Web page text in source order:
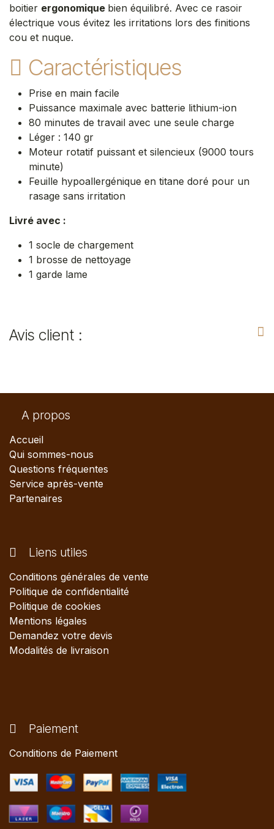
boitier ergonomique bien équilibré. Avec ce rasoir
électrique vous évitez les irritations lors des finitions
cou et nuque.
Caractéristiques
Prise en main facile
Puissance maximale avec batterie lithium-ion
80 minutes de travail avec une seule charge
Léger : 140 gr
Moteur rotatif puissant et silencieux (9000 tours
minute)
Feuille hypoallergénique en titane doré pour un
rasage sans irritation
Livré avec :
1 socle de chargement
1 brosse de nettoyage
1 garde lame
Avis client :
A propos
Accueil
Qui sommes-nous
Questions fréquentes
Service après-vente
Partenaires
Liens utiles
Conditions générales de vente
Politique de confidentialité
Politique de cookies
Mentions légales
Demandez votre devis
Modalités de livraison
Paiement
Conditions de Paiement